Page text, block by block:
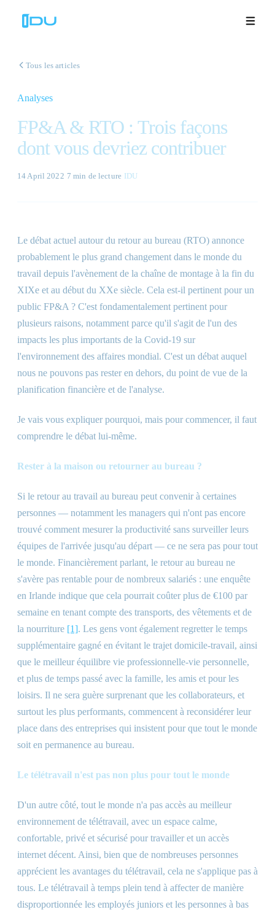
Solutions
Plateforme
🇫🇷 Démos
Tous les articles
Analyses
FP&A & RTO : Trois façons
dont vous devriez contribuer
14 April 2022 7 min de lecture· IDU
Le débat actuel autour du retour au bureau (RTO) annonce
probablement le plus grand changement dans le monde du
travail depuis l'avènement de la chaîne de montage à la fin du
XIXe et au début du XXe siècle. Cela est-il pertinent pour un
public FP&A ? C'est fondamentalement pertinent pour
plusieurs raisons, notamment parce qu'il s'agit de l'un des
impacts les plus importants de la Covid-19 sur
l'environnement des affaires mondial. C'est un débat auquel
nous ne pouvons pas rester en dehors, du point de vue de la
planification financière et de l'analyse.
Je vais vous expliquer pourquoi, mais pour commencer, il faut
comprendre le débat lui-même.
Rester à la maison ou retourner au bureau ?
Si le retour au travail au bureau peut convenir à certaines
personnes — notamment les managers qui n'ont pas encore
trouvé comment mesurer la productivité sans surveiller leurs
équipes de l'arrivée jusqu'au départ — ce ne sera pas pour tout
le monde. Financièrement parlant, le retour au bureau ne
s'avère pas rentable pour de nombreux salariés : une enquête
en Irlande indique que cela pourrait coûter plus de €100 par
semaine en tenant compte des transports, des vêtements et de
la nourriture [1]. Les gens vont également regretter le temps
supplémentaire gagné en évitant le trajet domicile-travail, ainsi
que le meilleur équilibre vie professionnelle-vie personnelle,
et plus de temps passé avec la famille, les amis et pour les
loisirs. Il ne sera guère surprenant que les collaborateurs, et
surtout les plus performants, commencent à reconsidérer leur
place dans des entreprises qui insistent pour que tout le monde
soit en permanence au bureau.
Le télétravail n'est pas non plus pour tout le monde
D'un autre côté, tout le monde n'a pas accès au meilleur
environnement de télétravail, avec un espace calme,
confortable, privé et sécurisé pour travailler et un accès
internet décent. Ainsi, bien que de nombreuses personnes
apprécient les avantages du télétravail, cela ne s'applique pas à
tous. Le télétravail à temps plein tend à affecter de manière
disproportionnée les employés juniors et les personnes à bas